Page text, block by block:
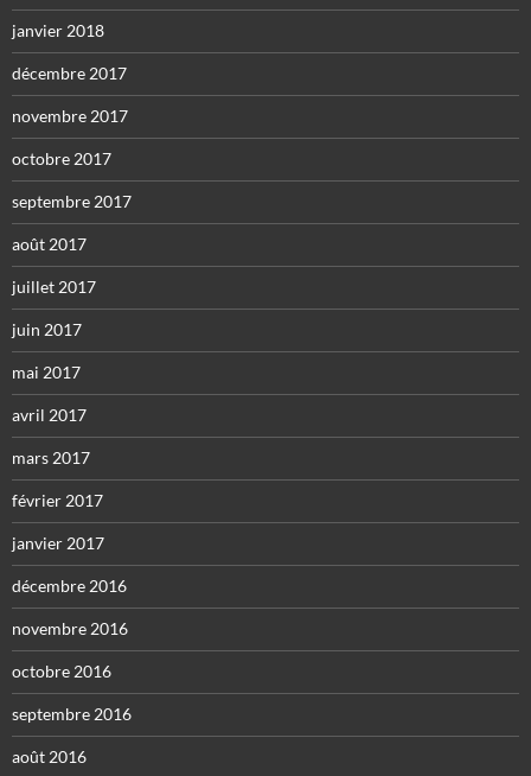
janvier 2018
décembre 2017
novembre 2017
octobre 2017
septembre 2017
août 2017
juillet 2017
juin 2017
mai 2017
avril 2017
mars 2017
février 2017
janvier 2017
décembre 2016
novembre 2016
octobre 2016
septembre 2016
août 2016